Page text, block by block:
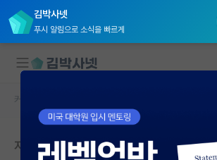
김박사넷
푸시 알림으로 소식을 빠르게
대학원생 모집
국내대학원 정보
커뮤니티 홈
자연대 학점